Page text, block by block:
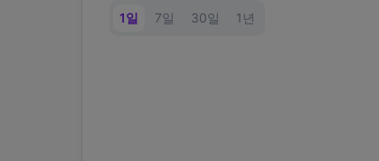
1일 7일 30일 1년